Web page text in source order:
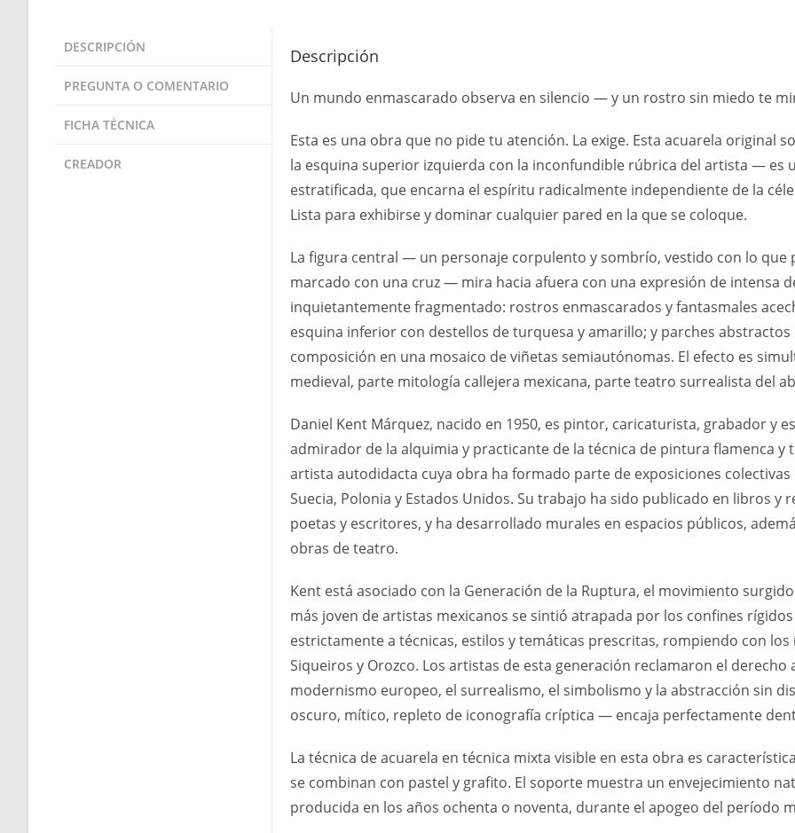
DESCRIPCIÓN
PREGUNTA O COMENTARIO
FICHA TÉCNICA
CREADOR
Descripción
Un mundo enmascarado observa en silencio — y un rostro sin miedo te
Esta es una obra que no pide tu atención. La exige. Esta acuarela original
la esquina superior izquierda con la inconfundible rúbrica del artista — es
estratificada, que encarna el espíritu radicalmente independiente de la
Lista para exhibirse y dominar cualquier pared en la que se coloque.
La figura central — un personaje corpulento y sombrío, vestido con lo que
marcado con una cruz — mira hacia afuera con una expresión de intensa
inquietantemente fragmentado: rostros enmascarados y fantasmales
esquina inferior con destellos de turquesa y amarillo; y parches
composición en una mosaico de viñetas semiautónomas. El efecto es
medieval, parte mitología callejera mexicana, parte teatro surrealista del
Daniel Kent Márquez, nacido en 1950, es pintor, caricaturista, grabador y
admirador de la alquimia y practicante de la técnica de pintura flamenca y
artista autodidacta cuya obra ha formado parte de exposiciones colectivas
Suecia, Polonia y Estados Unidos. Su trabajo ha sido publicado en libros y
poetas y escritores, y ha desarrollado murales en espacios públicos,
obras de teatro.
Kent está asociado con la Generación de la Ruptura, el movimiento
más joven de artistas mexicanos se sintió atrapada por los confines
estrictamente a técnicas, estilos y temáticas prescritas, rompiendo con
Siqueiros y Orozco. Los artistas de esta generación reclamaron el
modernismo europeo, el surrealismo, el simbolismo y la abstracción sin
oscuro, mítico, repleto de iconografía críptica — encaja perfectamente
La técnica de acuarela en técnica mixta visible en esta obra es
se combinan con pastel y grafito. El soporte muestra un envejecimiento
producida en los años ochenta o noventa, durante el apogeo del período